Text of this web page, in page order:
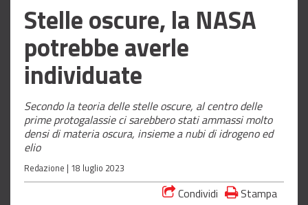
Stelle oscure, la NASA
potrebbe averle
individuate
Secondo la teoria delle stelle oscure, al centro delle
prime protogalassie ci sarebbero stati ammassi molto
densi di materia oscura, insieme a nubi di idrogeno ed
elio
Redazione | 18 luglio 2023
Condividi
Stampa